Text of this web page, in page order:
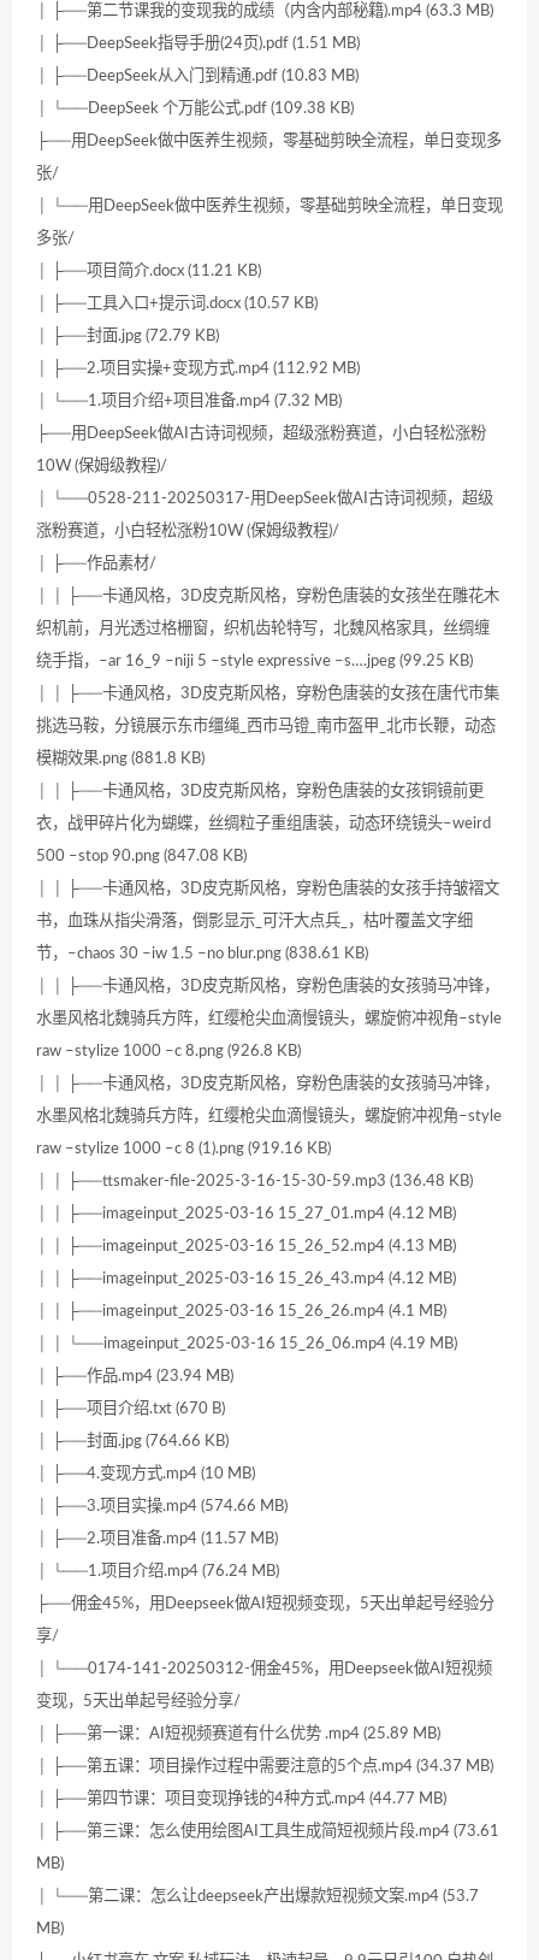
│ ├──第二节课我的变现我的成绩（内含内部秘籍).mp4 (63.3 MB)
│ ├──DeepSeek指导手册(24页).pdf (1.51 MB)
│ ├──DeepSeek从入门到精通.pdf (10.83 MB)
│ └──DeepSeek 个万能公式.pdf (109.38 KB)
├──用DeepSeek做中医养生视频，零基础剪映全流程，单日变现多
张/
│ └──用DeepSeek做中医养生视频，零基础剪映全流程，单日变现
多张/
│ ├──项目简介.docx (11.21 KB)
│ ├──工具入口+提示词.docx (10.57 KB)
│ ├──封面.jpg (72.79 KB)
│ ├──2.项目实操+变现方式.mp4 (112.92 MB)
│ └──1.项目介绍+项目准备.mp4 (7.32 MB)
├──用DeepSeek做AI古诗词视频，超级涨粉赛道，小白轻松涨粉
10W (保姆级教程)/
│ └──0528-211-20250317-用DeepSeek做AI古诗词视频，超级
涨粉赛道，小白轻松涨粉10W (保姆级教程)/
│ ├──作品素材/
│ │ ├──卡通风格，3D皮克斯风格，穿粉色唐装的女孩坐在雕花木
织机前，月光透过格栅窗，织机齿轮特写，北魏风格家具，丝绸缠
绕手指，–ar 16_9 –niji 5 –style expressive –s….jpeg (99.25 KB)
│ │ ├──卡通风格，3D皮克斯风格，穿粉色唐装的女孩在唐代市集
挑选马鞍，分镜展示东市缰绳_西市马镫_南市盔甲_北市长鞭，动态
模糊效果.png (881.8 KB)
│ │ ├──卡通风格，3D皮克斯风格，穿粉色唐装的女孩铜镜前更
衣，战甲碎片化为蝴蝶，丝绸粒子重组唐装，动态环绕镜头–weird
500 –stop 90.png (847.08 KB)
│ │ ├──卡通风格，3D皮克斯风格，穿粉色唐装的女孩手持皱褶文
书，血珠从指尖滑落，倒影显示_可汗大点兵_，枯叶覆盖文字细
节，–chaos 30 –iw 1.5 –no blur.png (838.61 KB)
│ │ ├──卡通风格，3D皮克斯风格，穿粉色唐装的女孩骑马冲锋，
水墨风格北魏骑兵方阵，红缨枪尖血滴慢镜头，螺旋俯冲视角–style
raw –stylize 1000 –c 8.png (926.8 KB)
│ │ ├──卡通风格，3D皮克斯风格，穿粉色唐装的女孩骑马冲锋，
水墨风格北魏骑兵方阵，红缨枪尖血滴慢镜头，螺旋俯冲视角–style
raw –stylize 1000 –c 8 (1).png (919.16 KB)
│ │ ├──ttsmaker-file-2025-3-16-15-30-59.mp3 (136.48 KB)
│ │ ├──imageinput_2025-03-16 15_27_01.mp4 (4.12 MB)
│ │ ├──imageinput_2025-03-16 15_26_52.mp4 (4.13 MB)
│ │ ├──imageinput_2025-03-16 15_26_43.mp4 (4.12 MB)
│ │ ├──imageinput_2025-03-16 15_26_26.mp4 (4.1 MB)
│ │ └──imageinput_2025-03-16 15_26_06.mp4 (4.19 MB)
│ ├──作品.mp4 (23.94 MB)
│ ├──项目介绍.txt (670 B)
│ ├──封面.jpg (764.66 KB)
│ ├──4.变现方式.mp4 (10 MB)
│ ├──3.项目实操.mp4 (574.66 MB)
│ ├──2.项目准备.mp4 (11.57 MB)
│ └──1.项目介绍.mp4 (76.24 MB)
├──佣金45%，用Deepseek做AI短视频变现，5天出单起号经验分
享/
│ └──0174-141-20250312-佣金45%，用Deepseek做AI短视频
变现，5天出单起号经验分享/
│ ├──第一课：AI短视频赛道有什么优势 .mp4 (25.89 MB)
│ ├──第五课：项目操作过程中需要注意的5个点.mp4 (34.37 MB)
│ ├──第四节课：项目变现挣钱的4种方式.mp4 (44.77 MB)
│ ├──第三课：怎么使用绘图AI工具生成简短视频片段.mp4 (73.61
MB)
│ └──第二课：怎么让deepseek产出爆款短视频文案.mp4 (53.7
MB)